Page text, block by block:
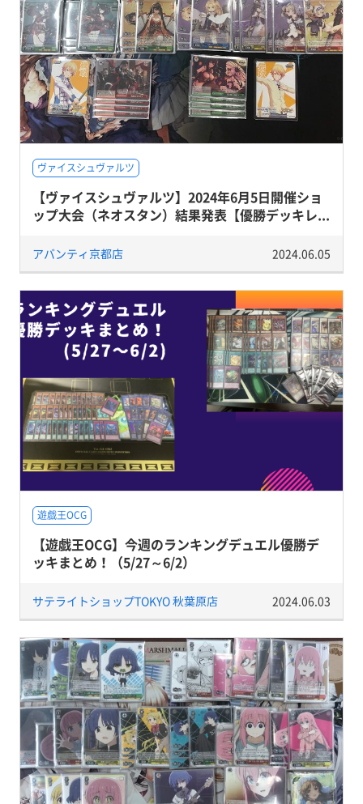
ヴァイスシュヴァルツ
【ヴァイスシュヴァルツ】2024年6月5日開催ショ
ップ大会（ネオスタン）結果発表【優勝デッキレ...
アバンティ京都店 2024.06.05
遊戯王OCG
【遊戯王OCG】今週のランキングデュエル優勝デ
ッキまとめ！（5/27～6/2）
サテライトショップTOKYO 秋葉原店 2024.06.03